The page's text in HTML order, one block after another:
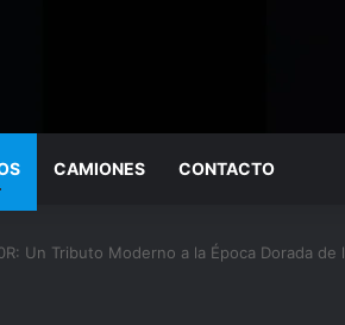
CAMIONES CONTACTO
Un Tributo Moderno a la Época Dorada